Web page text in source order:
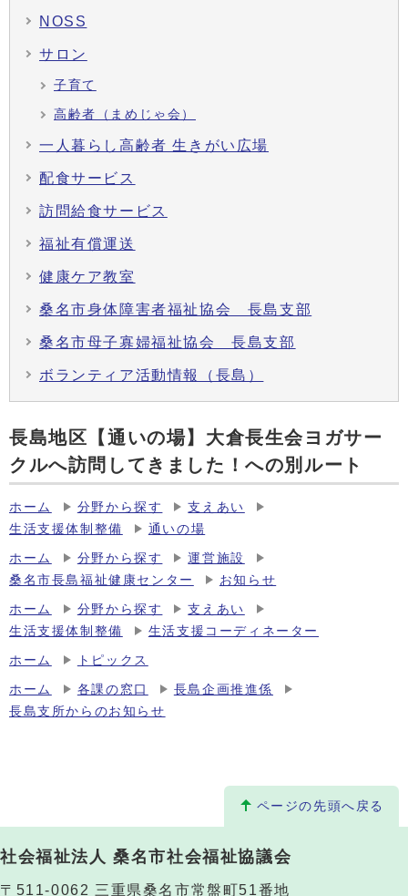
NOSS
サロン
子育て
高齢者（まめじゃ会）
一人暮らし高齢者 生きがい広場
配食サービス
訪問給食サービス
福祉有償運送
健康ケア教室
桑名市身体障害者福祉協会 長島支部
桑名市母子寡婦福祉協会 長島支部
ボランティア活動情報（長島）
長島地区【通いの場】大倉長生会ヨガサー
クルへ訪問してきました！への別ルート
ホーム 分野から探す
支えあい
生活支援体制整備
通いの場
ホーム 分野から探す
運営施設
桑名市長島福祉健康センター
お知らせ
ホーム 分野から探す
支えあい
生活支援体制整備
生活支援コーディネーター
ホーム トピックス
ホーム 各課の窓口
長島企画推進係
長島支所からのお知らせ
ページの先頭へ戻る
社会福祉法人 桑名市社会福祉協議会
〒511-0062 三重県桑名市常盤町51番地